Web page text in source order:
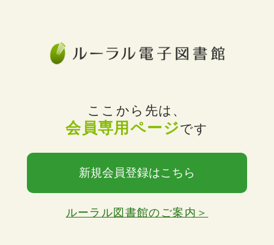
ここから先は、
会員専用ページです
新規会員登録はこちら
ルーラル図書館のご案内＞